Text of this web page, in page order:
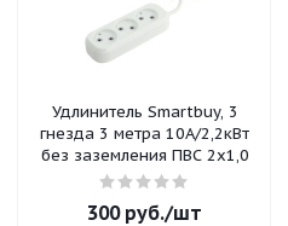
Удлинитель Smartbuy, 3
гнезда 3 метра 10А/2,2кВт
без заземления ПВС 2х1,0
300руб./шт